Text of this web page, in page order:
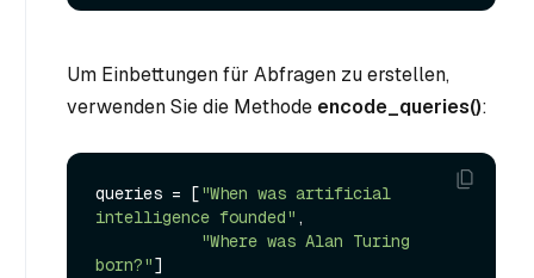
Um Einbettungen für Abfragen zu erstellen,
verwenden Sie die Methode encode_queries():
queries = ["When was artificial
intelligence founded" ,
"Where was Alan Turing
born?"]